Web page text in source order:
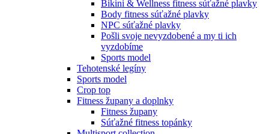
Bikini & Wellness fitness súťažné plavky
Body fitness súťažné plavky
NPC súťažné plavky
Pošli svoje nevyzdobené a my ti ich
vyzdobíme
Sports model
Tehotenské legíny
Sports model
Crop top
Fitness župany a doplnky
Fitness župany
Súťažné fitness topánky